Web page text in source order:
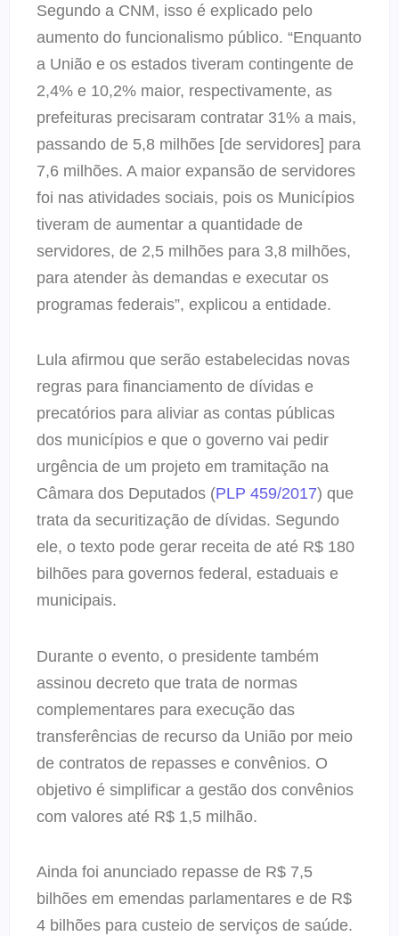
Segundo a CNM, isso é explicado pelo
aumento do funcionalismo público. “Enquanto
a União e os estados tiveram contingente de
2,4% e 10,2% maior, respectivamente, as
prefeituras precisaram contratar 31% a mais,
passando de 5,8 milhões [de servidores] para
7,6 milhões. A maior expansão de servidores
foi nas atividades sociais, pois os Municípios
tiveram de aumentar a quantidade de
servidores, de 2,5 milhões para 3,8 milhões,
para atender às demandas e executar os
programas federais”, explicou a entidade.
Lula afirmou que serão estabelecidas novas
regras para financiamento de dívidas e
precatórios para aliviar as contas públicas
dos municípios e que o governo vai pedir
urgência de um projeto em tramitação na
Câmara dos Deputados (PLP 459/2017) que
trata da securitização de dívidas. Segundo
ele, o texto pode gerar receita de até R$ 180
bilhões para governos federal, estaduais e
municipais.
Durante o evento, o presidente também
assinou decreto que trata de normas
complementares para execução das
transferências de recurso da União por meio
de contratos de repasses e convênios. O
objetivo é simplificar a gestão dos convênios
com valores até R$ 1,5 milhão.
Ainda foi anunciado repasse de R$ 7,5
bilhões em emendas parlamentares e de R$
4 bilhões para custeio de serviços de saúde.